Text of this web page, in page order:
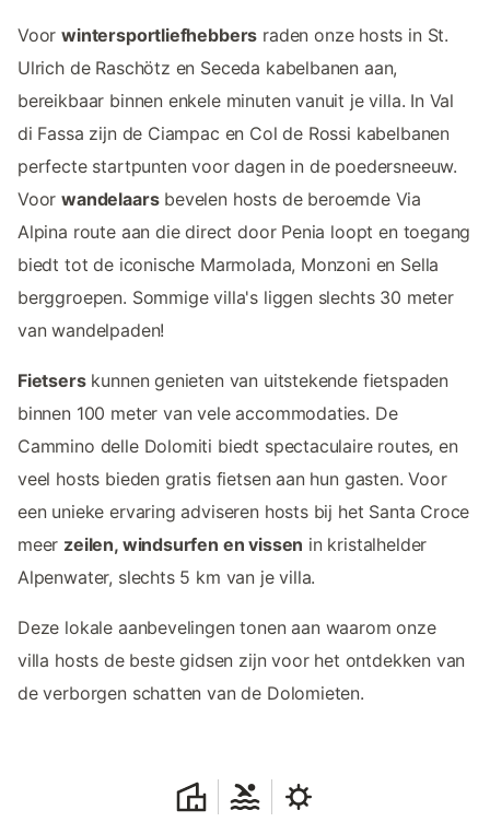
Voorwintersportliefhebbers raden onze hosts in St.
Ulrich de Raschötz en Seceda kabelbanen aan,
bereikbaar binnen enkele minuten vanuit je villa. In Val
di Fassa zijn de Ciampac en Col de Rossi kabelbanen
perfecte startpunten voor dagen in de poedersneeuw.
Voorwandelaarsbevelen hosts de beroemde Via
Alpina route aan die direct door Penia loopt en toegang
biedt tot de iconische Marmolada, Monzoni en Sella
berggroepen. Sommige villa's liggen slechts 30 meter
van wandelpaden!
Fietserskunnen genieten van uitstekende fietspaden
binnen 100 meter van vele accommodaties. De
Cammino delle Dolomiti biedt spectaculaire routes, en
veel hosts bieden gratis fietsen aan hun gasten. Voor
een unieke ervaring adviseren hosts bij het Santa Croce
meer zeilen, windsurfen en vissen in kristalhelder
Alpenwater, slechts 5 km van je villa.
Deze lokale aanbevelingen tonen aan waarom onze
villa hosts de beste gidsen zijn voor het ontdekken van
de verborgen schatten van de Dolomieten.